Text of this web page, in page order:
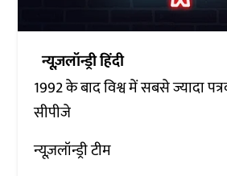
न्यूज़लॉन्ड्री हिंदी
1992 के बाद विश्व में सबसे ज्यादा
सीपीजे
न्यूज़लॉन्ड्री टीम